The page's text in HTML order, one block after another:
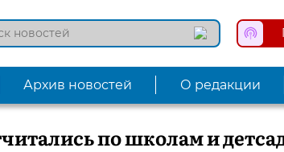
Архив новостей О редакции
по школам и